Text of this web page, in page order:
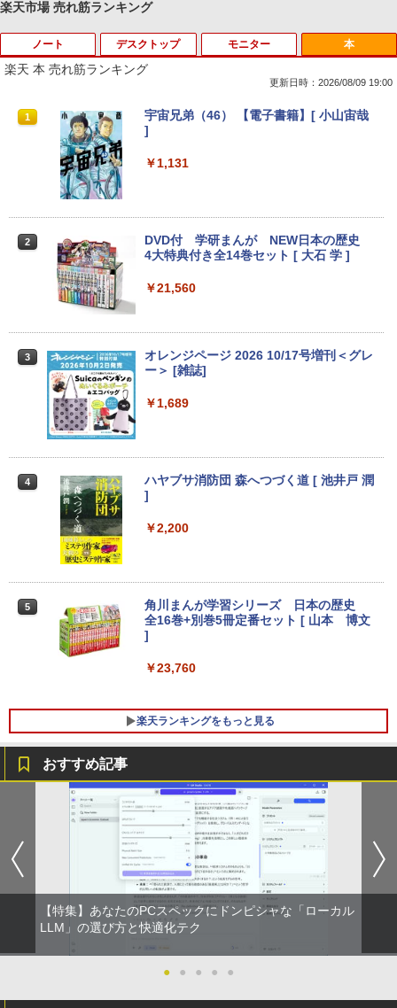
Anker Soundcore P40i オフホワイト
￥7,990
Anker Soundcore P31i ブラック
ラック
￥14,990
【2026年アップグレード版】AOKIMI ワイヤ
レスイヤホン bluetooth イヤホン V12 小型
軽量 ブルートゥースHi-Fi 最大36時間再生 ぶ
るーとゅーす コードレス ENCノイズキャン
セリング 自動ペアリング Type-C充電 マイク
付き 防水 タッチ式音量調整 スポーツ/通勤/通
学/WEB会議(ホワイト)
￥1,964
リング ANC 36時間再生
￥3,480
BRUCE WAYNE feat. Flo Milli, ATL Jacob
[Explicit]
BRUCE WAYNE feat. Flo Milli, ATL Jacob
[Explicit]
￥250
On My Road (Stadium ver.)
￥250
On My Road (Stadium ver.)
￥250
【Amazon.co.jp限定】 い・ろ・は・す 2L P
ET ラベルレス ×8本
by Amazon 天然水 ラベルレス 500ml ×24本
富士山の天然水 バナジウム含有 水 ミネラル
￥1,380
by Amazon 炭酸水 ラベルレス 500ml ×24本
強炭酸水 ペットボトル 500ミリリットル (Sm
art Basic)
￥1,625
by Amazon 天然水ラベルレス 2L×9本
￥1,117
みきった日本の水 2L 8本 ラベルレス [ ケース
薬屋のひとりごと 17巻 (デジタル版ビッグガ
ンガンコミックス)
異世界居酒屋「のぶ」(22) (角川コミックス・
エース)
クスDIGITAL)
￥594
HUNTER×HUNTER モノクロ版 39 (ジャンプ
コミックスDIGITAL)
￥572
スーパーの裏でヤニ吸うふたり 9巻 (デジタル
楽天市場 売れ筋ランキング
ノート
1
【ノートPC用】【あんしん3ヶ月に延長
保証】通常付属している30日の保証期間
用不可※レビューキャンペーンは除く /
ートパソコン Windows11 Office2019搭
28GB～1TB Webカメラ DVD 無線LAN
店長おまかせPC 初期設定済 送料無料
【中古】
￥9,999
3
超得1,000円OFF｜新生活応援 豪華特典
付き｜最新OS対応 第8世代｜最大180日
保証｜Core i3 第8世代｜中古ノートパソ
コン Windows11 office付き｜中古ノー
トパソコン 15.6 テンキー付き｜ノートパ
ソコン Microsoft Office付き｜ノートパ
￥19,800
【今だけ】全品ポイント10倍 お買い物マ
ラソン★8/4～8/11★中古パソコン ノー
トPC NEC VersaPro VX-4 PC-VKT16XZ
古SSD 2.5インチ128GB / 256GB / 512G
B Windows11 Pro 64bit【送料無料】
【1年保証】
【1500円OFFクーポン】【テンキー&Wi
-Fi】ノートパソコン 15.6インチ SSD128
GB メモリ8GB Core i3 第8世代 Micros
oft Office付き Windows11 Lenovo Thi
nkpad L580 中古ノートパソコン PC パ
ソコン 中古ノートPC 中古PC SSD1TB
メモリ16GB 中古パソコン レノボ
￥21,800
デスクトップ
1
中古パソコン | NEC | Mate MKM28L-3 |
Windows11 | デスクトップ | 一年保証 |
Hz | MEM:8GB | SSD:256GB | DVDマル
0T/メモリ16GB(DDR4)/SSD256GB(M.2
￥32,980
【正規永久版Office付き】ミニpc 【Intel
レッド 2.9GHz ミニパソコン 静音 M.2 2
242 SATA WIFI6 Bluetooth5.2 4K HDMI
2画面出力 デスクトップPC みにpc 省エ
ネ オフィス高速起動 省電力 静音設計
￥49,800
4
【★最大100%ポイント】【Win11正式対
応】Dell OptiPlex 3070 SFF/第9世代 Co
re i5/メモリ:8GB/16GB/32GB/SSD:256
GB/512GB/1TB/USB 3.1/DP/HDMI/Wi-fi/
2画面出力/Windows11/Windows10/Offi
ce/中古 デスクトップ デスクトップPC
￥37,800
5
HDMI Core i5 12400 メモリー16GB 高
速SSD256GB+HDD500GB DVDマルチ
デスクトップパソコン【中古】【30日保
証】20007027
￥59,800
モニター
1
NEC AS223WM 液晶モニター 21.5イン
チワイド 白 ホワイト 1920×1080 （フル
ub VGA HDMI ディスプレイ PS4 switch
PS | 243V5QHABA/11 | 23.6インチワイ
VI-D・HDMI) | VGAケーブル・電源ケー
ブル付属【30日保証】
￥5,980
L22-4e 21.5インチ ワイド フルHD 1920
×1080 IPS 4ms 250nit リフレッシュレー
ト 100Hz HDMI VGA D-Sub チルト VES
A規格 67D5KAC6JP レノボ ディスプレ
イ 液晶モニター 【展示品特価】
4
【お買い物マラソ開催中！P最大31.5%還
元】五年保証 白 モバイルモニター 15.6
インチ FHD 1920×1080 1080P Fast IPS
パネル PU保護カバー付き 非光沢 1200:1
高コントラスト 超軽量 640g スピーカー
スマホ対応 MFP156T1F
【楽天1位!1,600円OFFクーポン 8/4 20:
00-8/11 01:59】Xiaomi Monitor A24i 20
26 ディスプレイ 1080P 23.8インチ 144
Hzリフレッシュレート sRGB99% 1670
万色 300nits ΔE＜1 低ブルーライト 大
画面 TÜV認証 目にやさしい 調整可能な
スタンド VESA
￥12,580
本
楽天 本 売れ筋ランキング
更新日時：2026/08/09 19:00
1
宇宙兄弟（46） 【電子書籍】[ 小山宙哉
]
￥1,131
2
DVD付 学研まんが NEW日本の歴史
4大特典付き全14巻セット [ 大石 学 ]
￥21,560
3
オレンジページ 2026 10/17号増刊＜グレ
ー＞ [雑誌]
￥1,689
4
ハヤブサ消防団 森へつづく道 [ 池井戸 潤
]
￥2,200
5
角川まんが学習シリーズ 日本の歴史
全16巻+別巻5冊定番セット [ 山本 博文
]
￥23,760
楽天ランキングをもっと見る
おすすめ記事
【特集】あなたのPCスペックにドンピシャな「ローカル
LLM」の選び方と快適化テク
● ● ● ● ●